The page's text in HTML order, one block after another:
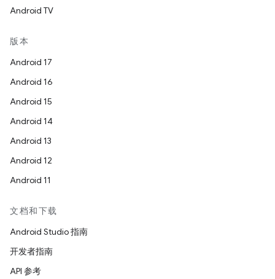
Android TV
版本
Android 17
Android 16
Android 15
Android 14
Android 13
Android 12
Android 11
文档和下载
Android Studio 指南
开发者指南
API 参考